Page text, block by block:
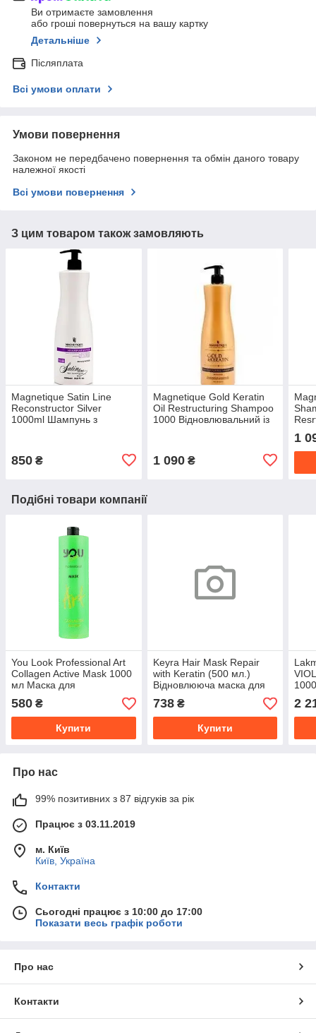
Ви отримаєте замовлення
або гроші повернуться на вашу картку
Детальніше
Післяплата
Всі умови оплати
Умови повернення
Законом не передбачено повернення та обмін даного товару
належної якості
Всі умови повернення
З цим товаром також замовляють
Magnetique Satin Line
Reconstructor Silver
1000ml Шампунь з
850 ₴
Magnetique Gold Keratin
Oil Restructuring Shampoo
1000 Відновлювальний із
1 090₴
1
Подібні товари компанії
You Look Professional Art
Collagen Active Mask 1000
мл Маска для
пошкодженого волосся з
колагеном
580 ₴
Купити
Keyra Hair Mask Repair
with Keratin (500 мл.)
Відновлююча маска для
волосся з кератином
738₴
Купити
2
Про нас
99% позитивних з 87 відгуків за рік
Працює з 03.11.2019
м. Київ
Київ, Україна
Контакти
Сьогодні працює з 10:00 до 17:00
Показати весь графік роботи
Про нас
Контакти